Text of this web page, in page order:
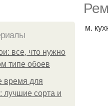
все, что нужно
типе обоев
время для
лучшие сорта и
м.